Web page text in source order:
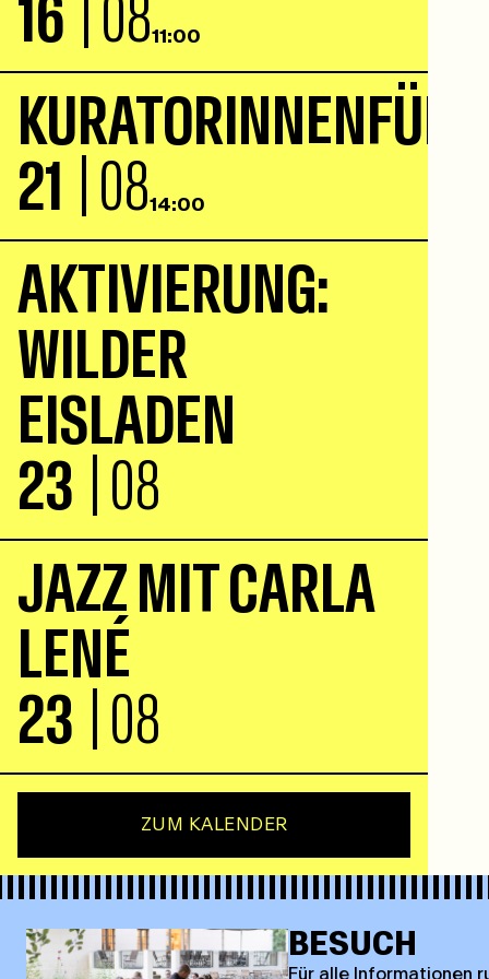
16 | 0811:00
21 | 0814:00
KURATOR N N EN FÜ
23 | 08
AKT V ERUNG:
W LDER
E SLADEN
23 | 08
JAZZ M TCARLA
LEN É
ZUM KALENDER
BESUCH
Für alle Informationen